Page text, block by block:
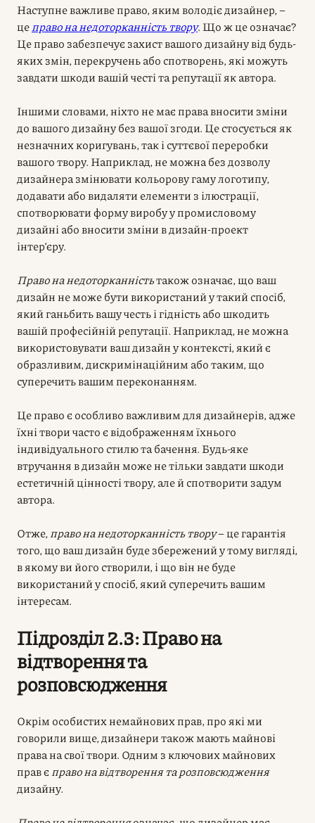
Наступне важливе право, яким володіє дизайнер, –
це право на недоторканність твору. Що ж це означає?
Це право забезпечує захист вашого дизайну від будь-
яких змін, перекручень або спотворень, які можуть
завдати шкоди вашій честі та репутації як автора.
Іншими словами, ніхто не має права вносити зміни
до вашого дизайну без вашої згоди. Це стосується як
незначних коригувань, так і суттєвої переробки
вашого твору. Наприклад, не можна без дозволу
дизайнера змінювати кольорову гаму логотипу,
додавати або видаляти елементи з ілюстрації,
спотворювати форму виробу у промисловому
дизайні або вносити зміни в дизайн-проект
інтер’єру.
Право на недоторканністьтакож означає, що ваш
дизайн не може бути використаний у такий спосіб,
який ганьбить вашу честь і гідність або шкодить
вашій професійній репутації. Наприклад, не можна
використовувати ваш дизайн у контексті, який є
образливим, дискримінаційним або таким, що
суперечить вашим переконанням.
Це право є особливо важливим для дизайнерів, адже
їхні твори часто є відображенням їхнього
індивідуального стилю та бачення. Будь-яке
втручання в дизайн може не тільки завдати шкоди
естетичній цінності твору, але й спотворити задум
автора.
Отже, право на недоторканність твору– це гарантія
того, що ваш дизайн буде збережений у тому вигляді,
в якому ви його створили, і що він не буде
використаний у спосіб, який суперечить вашим
інтересам.
Підрозділ 2.3: Право на
відтворення та
розповсюдження
Окрім особистих немайнових прав, про які ми
говорили вище, дизайнери також мають майнові
права на свої твори. Одним з ключових майнових
прав є право на відтворення та розповсюдження
дизайну.